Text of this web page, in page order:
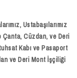
Ustabaşılarımız
Çanta, Cüzdan, ve Deri
Kabı ve Pasaport
ve Deri Mont İşçiliği